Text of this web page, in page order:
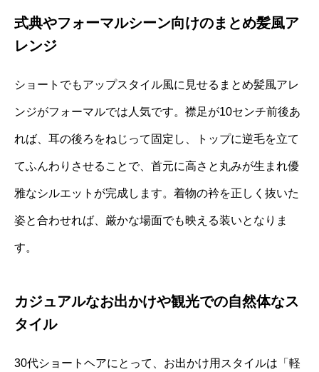
式典やフォーマルシーン向けのまとめ髪風ア
レンジ
ショートでもアップスタイル風に見せるまとめ髪風アレ
ンジがフォーマルでは人気です。襟足が10センチ前後あ
れば、耳の後ろをねじって固定し、トップに逆毛を立て
てふんわりさせることで、首元に高さと丸みが生まれ優
雅なシルエットが完成します。着物の衿を正しく抜いた
姿と合わせれば、厳かな場面でも映える装いとなりま
す。
カジュアルなお出かけや観光での自然体なス
タイル
30代ショートヘアにとって、お出かけ用スタイルは「軽